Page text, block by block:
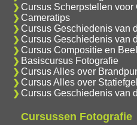
Cursus Scherpstellen voor
Cameratips
Cursus Geschiedenis van
Cursus Geschiedenis van
Cursus Compositie en
Basiscursus Fotografie
Cursus Alles over
Cursus Alles over
Cursus Geschiedenis van
Cursussen Fotografie